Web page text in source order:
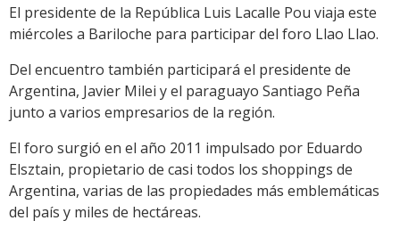
Link
El presidente de la República Luis Lacalle Pou viaja este
miércoles a Bariloche para participar del foro Llao Llao.
Del encuentro también participará el presidente de
Argentina, Javier Milei y el paraguayo Santiago Peña
junto a varios empresarios de la región.
El foro surgió en el año 2011 impulsado por Eduardo
Elsztain, propietario de casi todos los shoppings de
Argentina, varias de las propiedades más emblemáticas
del país y miles de hectáreas.